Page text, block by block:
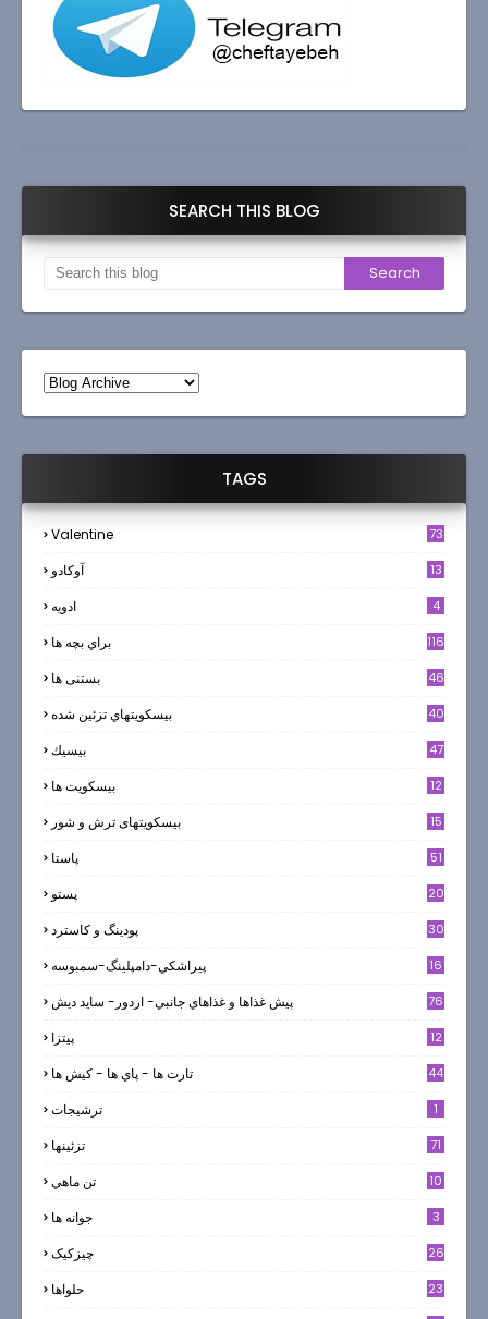
SEARCH THIS BLOG
TAGS
Valentine 73
آوکادو 13
ادويه 4
براي بچه ها 116
بستنی ها 46
بيسكويتهاي تزئين شده 40
بيسيك 47
بیسکویت ها
12
بیسکویتهای ترش و شور 15
پاستا 51
پستو 20
پودینگ و کاسترد 30
پيراشكي-دامپلينگ-سمبوسه 16
پيش غذاها و غذاهاي جانبي- اردور- سايد ديش 76
پیتزا 12
تارت ها - پاي ها - كيش ها 44
ترشيجات 1
تزئینها 71
تن ماهي 10
جوانه ها 3
چیزکیک 26
حلواها 23